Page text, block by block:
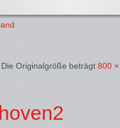
Die Originalgröße beträgt 800